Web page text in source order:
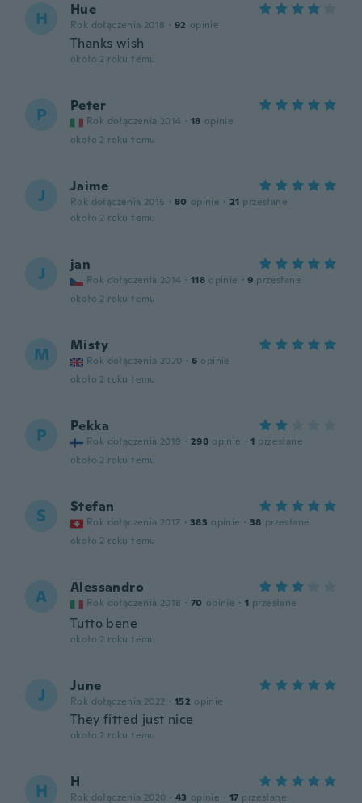
H Hue
Rok dołączenia 2018 · 92 opinie
Thanks wish
około 2 roku temu
P Peter
Rok dołączenia 2014 · 18 opinie
około 2 roku temu
J Jaime
Rok dołączenia 2015 · 80 opinie · 21 przesłane
około 2 roku temu
J jan
Rok dołączenia 2014 · 118 opinie · 9 przesłane
około 2 roku temu
M Misty
Rok dołączenia 2020 · 6 opinie
około 2 roku temu
P Pekka
Rok dołączenia 2019 · 298 opinie · 1 przesłane
około 2 roku temu
S Stefan
Rok dołączenia 2017 · 383 opinie · 38 przesłane
około 2 roku temu
A Alessandro
Rok dołączenia 2018 · 70 opinie · 1 przesłane
Tutto bene
około 2 roku temu
J June
Rok dołączenia 2022 · 152 opinie
They fitted just nice
około 2 roku temu
H H
Rok dołączenia 2020 · 43 opinie · 17 przesłane